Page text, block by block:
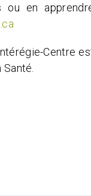
ou en
Centre